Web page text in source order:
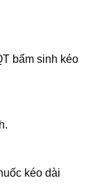
bẩm sinh kéo
kéo dài